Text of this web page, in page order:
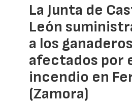
La Junta de
León
a los ganaderos
afectados por
incendio en
(Zamora)